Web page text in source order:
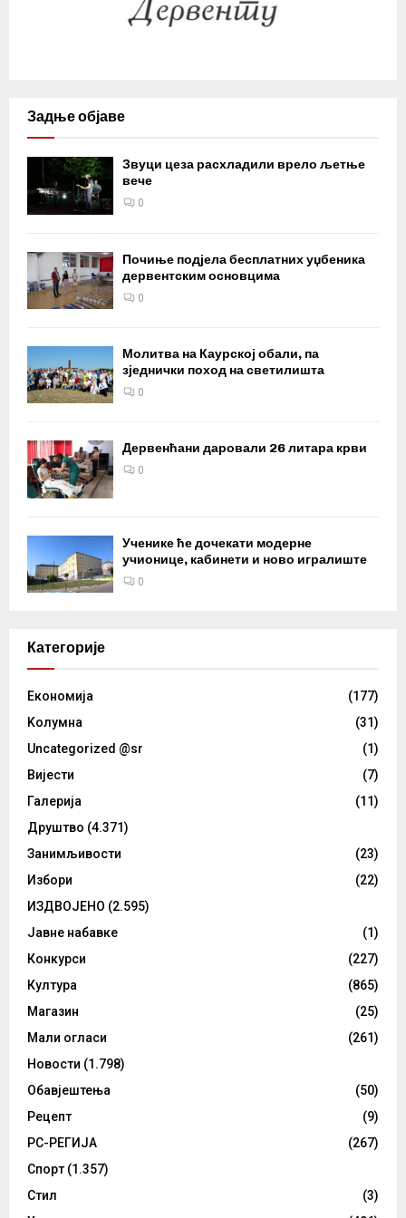
Задње објаве
Звуци цеза расхладили врело љетње
вече
0
Почиње подјела бесплатних уџбеника
дервентским основцима
0
Молитва на Каурској обали, па
зједнички поход на светилишта
0
Дервенћани даровали 26 литара крви
0
Ученике ће дочекати модерне
учионице, кабинети и ново игралиште
0
Категорије
Eкономија
(177)
Kолумнa
(31)
Uncategorized @sr
(1)
Вијести
(7)
Галерија
(11)
Друштво (4.371)
Занимљивости
(23)
Избори
(22)
ИЗДВОЈЕНО (2.595)
Јавне набавке
(1)
Конкурси
(227)
Култура
(865)
Магазин
(25)
Мали огласи
(261)
Новости (1.798)
Обавјештења
(50)
Рецепт
(9)
РС-РЕГИЈА
(267)
Спорт (1.357)
Стил
(3)